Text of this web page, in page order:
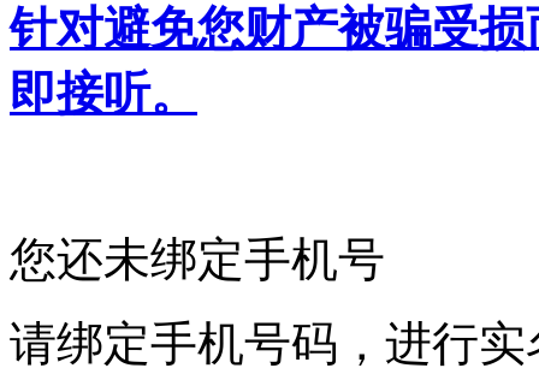
针对避免您财产被骗受
即接听。
您还未绑定手机号
请绑定手机号码，进行